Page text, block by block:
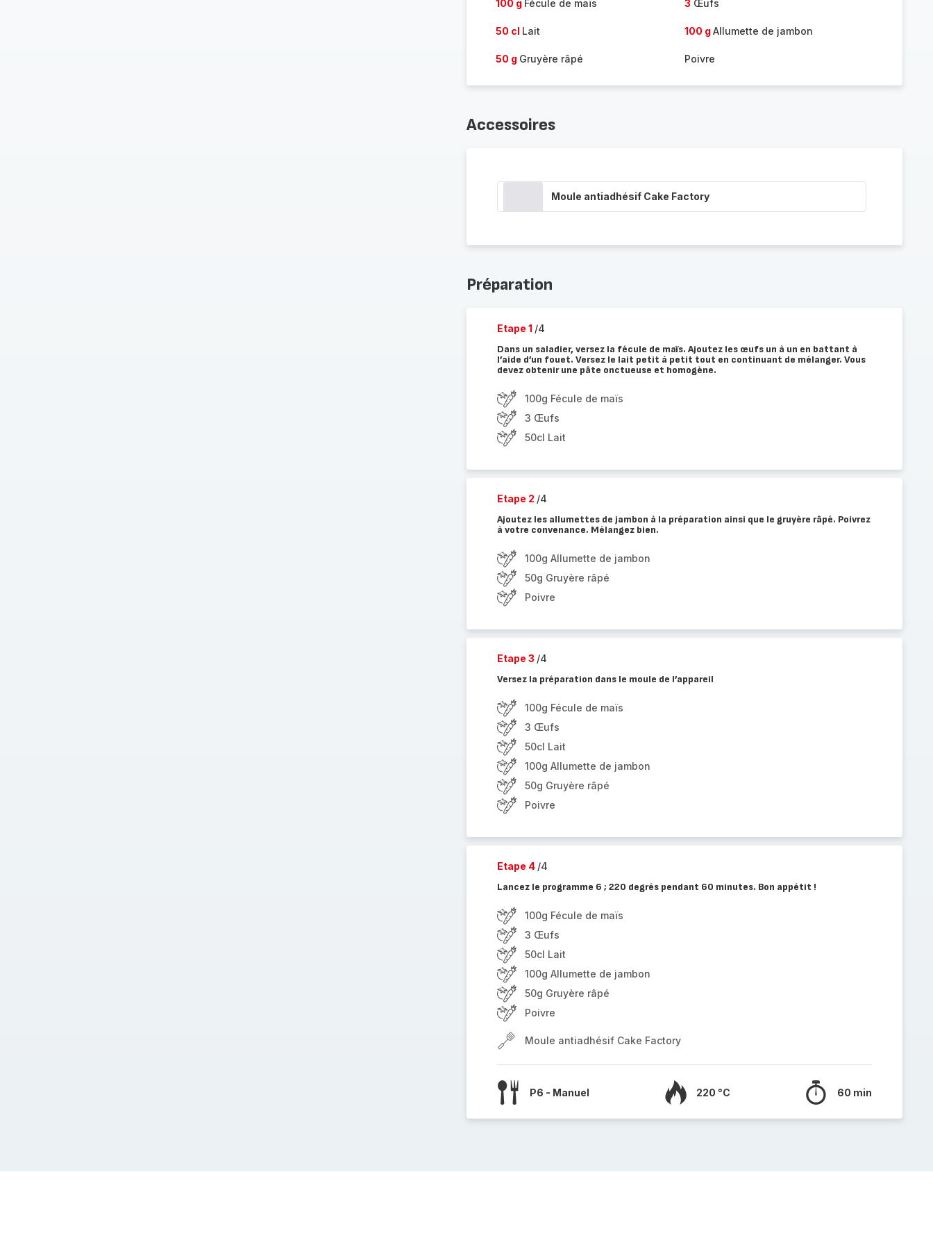
100 g Fécule de maïs 3 Œufs
50 cl Lait 100 g Allumette de jambon
50 g Gruyère râpé Poivre
Accessoires
Moule antiadhésif Cake Factory
Préparation
Etape 1 /4
Dans un saladier, versez la fécule de maïs. Ajoutez les œufs un à un en battant à
l’aide d’un fouet. Versez le lait petit à petit tout en continuant de mélanger. Vous
devez obtenir une pâte onctueuse et homogène.
100g Fécule de maïs
3 Œufs
50cl Lait
Etape 2 /4
Ajoutez les allumettes de jambon à la préparation ainsi que le gruyère râpé. Poivrez
à votre convenance. Mélangez bien.
100g Allumette de jambon
50g Gruyère râpé
Poivre
Etape 3 /4
Versez la préparation dans le moule de l’appareil
100g Fécule de maïs
3 Œufs
50cl Lait
100g Allumette de jambon
50g Gruyère râpé
Poivre
Etape 4 /4
Lancez le programme 6 ; 220 degrés pendant 60 minutes. Bon appétit !
100g Fécule de maïs
3 Œufs
50cl Lait
100g Allumette de jambon
50g Gruyère râpé
Poivre
Moule antiadhésif Cake Factory
P6 - Manuel 220 °C 60 min